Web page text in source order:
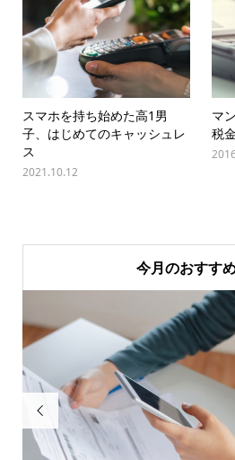
スマホを持ち始めた高1男
子、はじめてのキャッシュレ
ス
2021.10.12
マ
税
今月のおすす
